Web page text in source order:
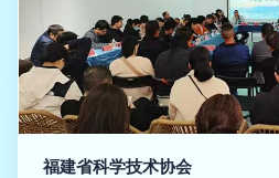
福建省科学技术协会